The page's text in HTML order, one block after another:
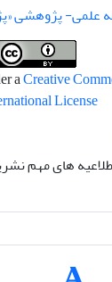
علمی- پژوهشی
aCreative
License
های مهم